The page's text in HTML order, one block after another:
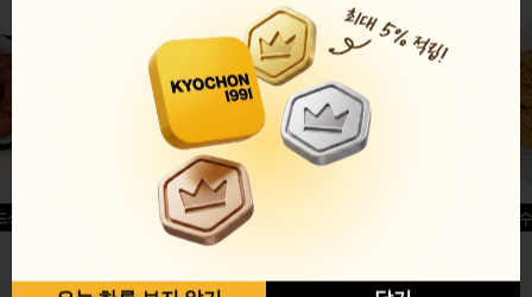
글윙
반반순살[레드+허니]
허니옥